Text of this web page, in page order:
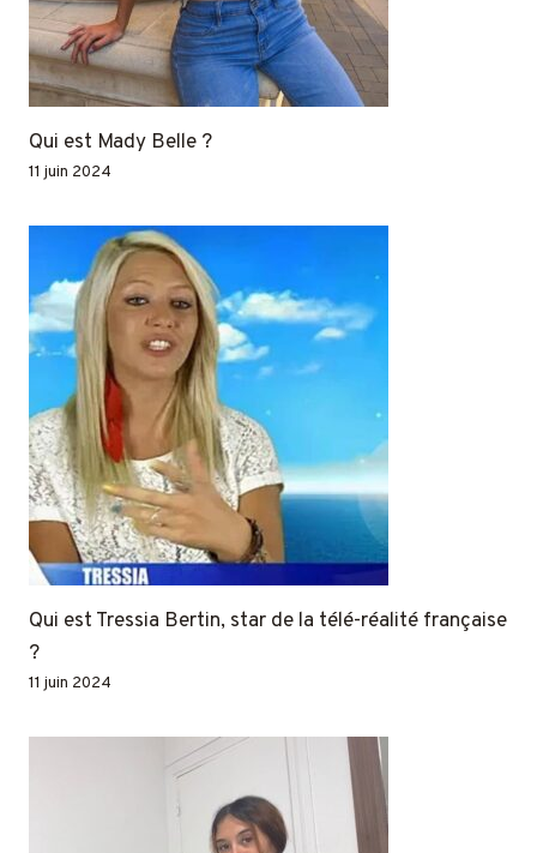
Qui est Mady Belle ?
11 juin 2024
Qui est Tressia Bertin, star de la télé-réalité française
?
11 juin 2024